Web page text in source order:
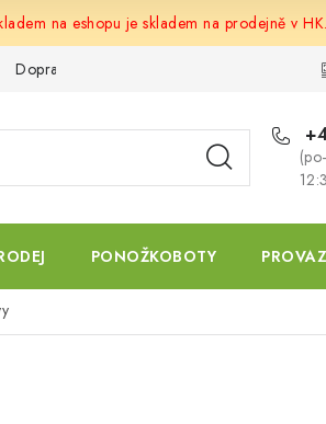
na eshopu je skladem na prodejně v HK.
Doprava a platba
PONOŽKOBOTY